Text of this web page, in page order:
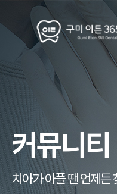
커뮤니티
치아가 아플 땐 언제든